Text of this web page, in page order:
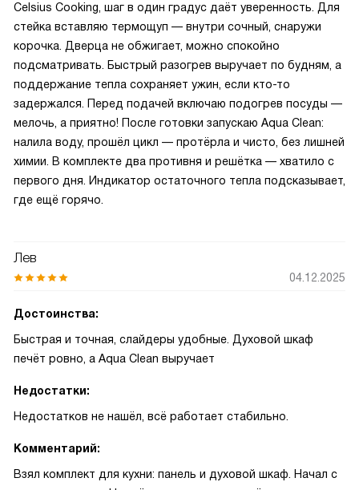
Celsius Cooking, шаг в один градус даёт уверенность. Для
стейка вставляю термощуп — внутри сочный, снаружи
корочка. Дверца не обжигает, можно спокойно
подсматривать. Быстрый разогрев выручает по будням, а
поддержание тепла сохраняет ужин, если кто-то
задержался. Перед подачей включаю подогрев посуды —
мелочь, а приятно! После готовки запускаю Aqua Clean:
налила воду, прошёл цикл — протёрла и чисто, без лишней
химии. В комплекте два противня и решётка — хватило с
первого дня. Индикатор остаточного тепла подсказывает,
где ещё горячо.
Лев
04.12.2025
Достоинства:
Быстрая и точная, слайдеры удобные. Духовой шкаф
печёт ровно, а Aqua Clean выручает
Недостатки:
Недостатков не нашёл, всё работает стабильно.
Комментарий:
Взял комплект для кухни: панель и духовой шкаф. Начал с